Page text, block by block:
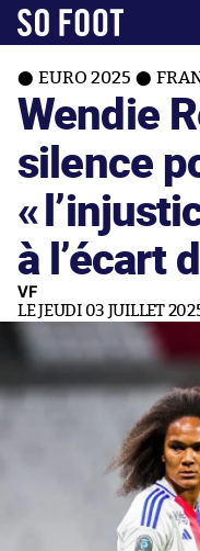
EURO 2025
Wendie
silence
«
à l’écart
VF
LE JEUDI 03 JUILLET